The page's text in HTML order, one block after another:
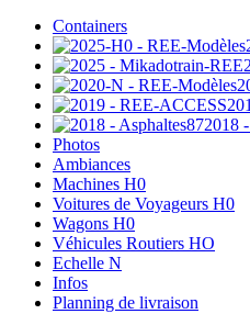
Containers
2018
Photos
Ambiances
Machines H0
Voitures de Voyageurs H0
Wagons H0
Véhicules Routiers HO
Echelle N
Infos
Planning de livraison